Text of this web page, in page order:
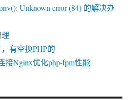
Unknown error (84) 的解决办
有空换PHP的
接Nginx优化php-fpm性能